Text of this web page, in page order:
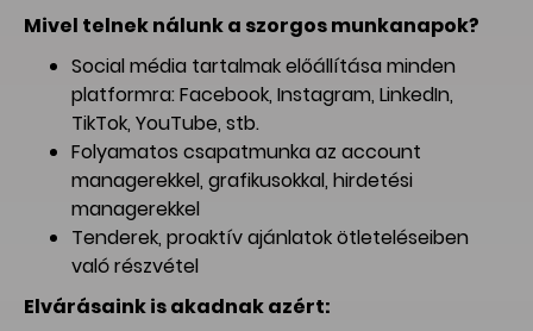
Mivel telnek nálunk a szorgos munkanapok?
Social média tartalmak előállítása minden
platformra: Facebook, Instagram, LinkedIn,
TikTok, YouTube, stb.
Folyamatos csapatmunka az account
managerekkel, grafikusokkal, hirdetési
managerekkel
Tenderek, proaktív ajánlatok ötleteléseiben
való részvétel
Elvárásaink is akadnak azért: